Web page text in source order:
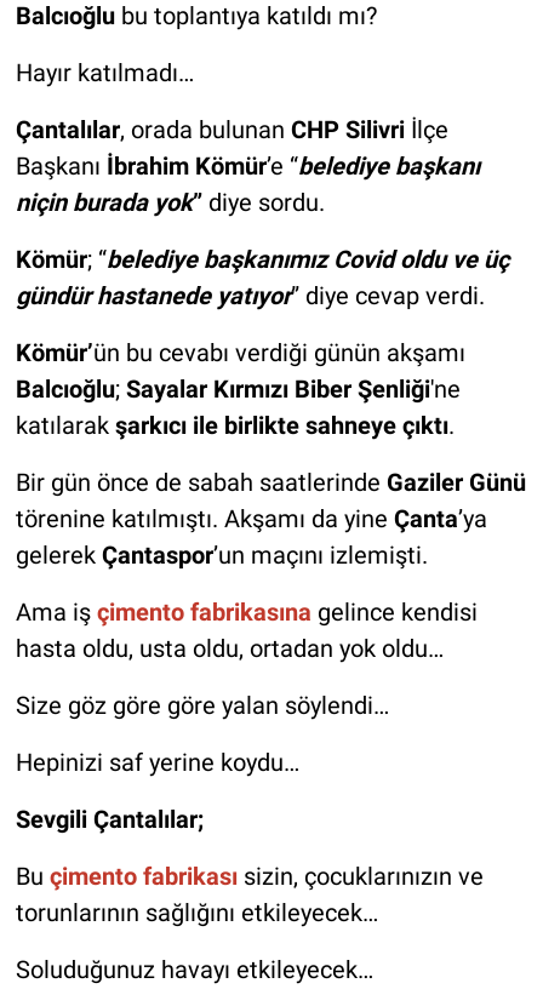
Balcıoğlubu toplantıya katıldı mı?
Hayır katılmadı…
Çantalılar, orada bulunan CHP Silivri İlçe
Başkanı İbrahim Kömür’e “belediye başkanı
niçin burada yok”diye sordu.
Kömür; “belediye başkanımız Covid oldu ve üç
gündür hastanede yatıyor” diye cevap verdi.
Kömür’ün bu cevabı verdiği günün akşamı
Balcıoğlu; Sayalar Kırmızı Biber Şenliği'ne
katılarak şarkıcı ile birlikte sahneye çıktı.
Bir gün önce de sabah saatlerinde Gaziler Günü
törenine katılmıştı. Akşamı da yine Çanta’ya
gelerek Çantaspor’un maçını izlemişti.
Ama iş çimento fabrikasına gelince kendisi
hasta oldu, usta oldu, ortadan yok oldu…
Size göz göre göre yalan söylendi…
Hepinizi saf yerine koydu…
Sevgili Çantalılar;
Bu çimento fabrikasısizin, çocuklarınızın ve
torunlarının sağlığını etkileyecek…
Soluduğunuz havayı etkileyecek…